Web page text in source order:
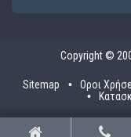
Copyright ©
Sitemap Οροι